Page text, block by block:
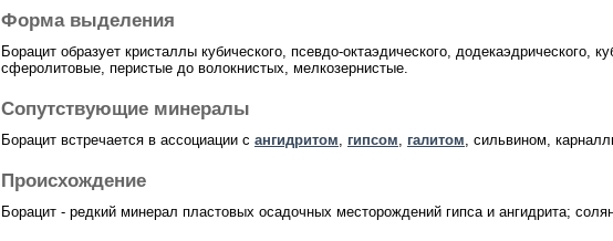
Форма выделения
Борацит образует кристаллы кубического, псевдо-октаэдического, додекаэдрического,
сферолитовые, перистые до волокнистых, мелкозернистые.
Сопутствующие минералы
Борацит встречается в ассоциации с ангидритом, гипсом, галитом, сильвином,
Происхождение
Борацит - редкий минерал пластовых осадочных месторождений гипса и ангидрита;